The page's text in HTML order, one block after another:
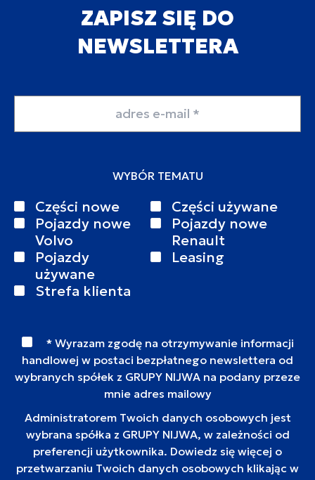
ZAPISZ SIĘ DO
NEWSLETTERA
WYBÓR TEMATU
Części nowe
Części używane
Pojazdy nowe
Volvo
Pojazdy nowe
Renault
Pojazdy
używane
Leasing
Strefa klienta
* Wyrazam zgodę na otrzymywanie informacji
handlowej w postaci bezpłatnego newslettera od
wybranych spółek z GRUPY NIJWA na podany przeze
mnie adres mailowy
Administratorem Twoich danych osobowych jest
wybrana spółka z GRUPY NIJWA, w zależności od
preferencji użytkownika. Dowiedz się więcej o
przetwarzaniu Twoich danych osobowych klikając w